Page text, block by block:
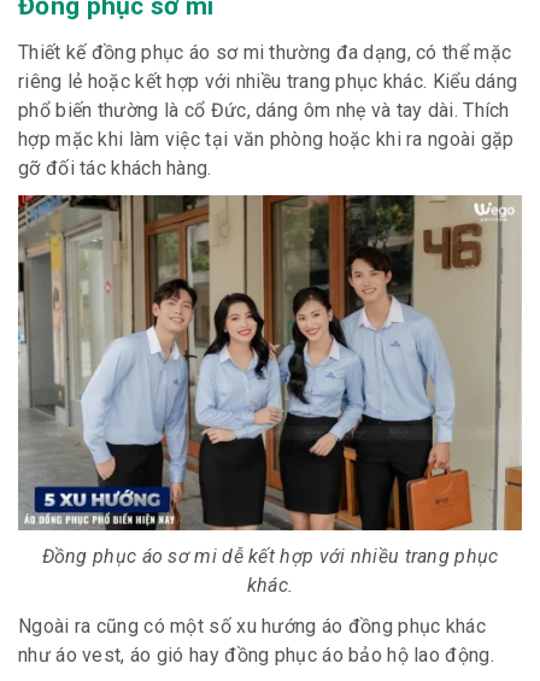
Thiết kế đồng phục áo sơ mi thường đa dạng, có thể mặc
riêng lẻ hoặc kết hợp với nhiều trang phục khác. Kiểu dáng
phổ biến thường là cổ Đức, dáng ôm nhẹ và tay dài. Thích
hợp mặc khi làm việc tại văn phòng hoặc khi ra ngoài gặp
gỡ đối tác khách hàng.
Đồng phục áo sơ mi dễ kết hợp với nhiều trang phục
khác.
Ngoài ra cũng có một số xu hướng áo đồng phục khác
như áo vest, áo gió hay đồng phục áo bảo hộ lao động.